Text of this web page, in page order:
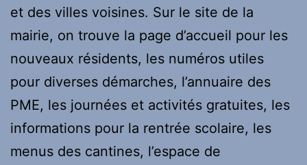
et des villes voisines. Sur le site de la
mairie, on trouve la page d’accueil pour les
nouveaux résidents, les numéros utiles
pour diverses démarches, l’annuaire des
PME, les journées et activités gratuites, les
informations pour la rentrée scolaire, les
menus des cantines, l’espace de